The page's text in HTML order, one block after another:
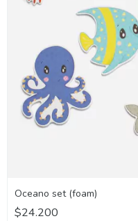
Oceano set (foam)
$24.200